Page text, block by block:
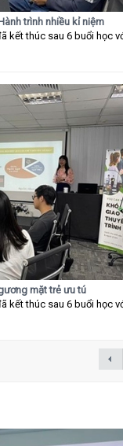
trình nhiều kỉ niệm
kết thúc sau 6 buổi học
mặt trẻ ưu tú
kết thúc sau 6 buổi học